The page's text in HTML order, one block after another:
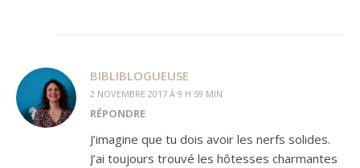
BIBLIBLOGUEUSE
2 NOVEMBRE 2017 À 9 H 59 MIN
RÉPONDRE
J’imagine que tu dois avoir les nerfs solides.
J’ai toujours trouvé les hôtesses charmantes